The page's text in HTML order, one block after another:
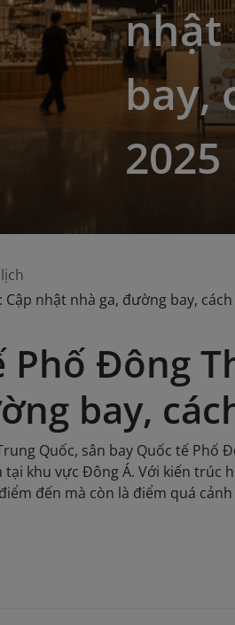
nhật
bay,
2025
nhật nhà ga, đường bay,
Phố Đông
bay,
Quốc, sân bay Quốc tế Phố
khu vực Đông Á. Với kiến trúc
đến mà còn là điểm quá